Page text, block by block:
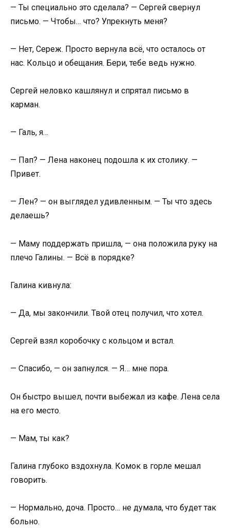
— Ты специально это сделала? — Сергей свернул
письмо. — Чтобы… что? Упрекнуть меня?
— Нет, Сереж. Просто вернула всё, что осталось от
нас. Кольцо и обещания. Бери, тебе ведь нужно.
Сергей неловко кашлянул и спрятал письмо в
карман.
— Галь, я…
— Пап? — Лена наконец подошла к их столику. —
Привет.
— Лен? — он выглядел удивленным. — Ты что здесь
делаешь?
— Маму поддержать пришла, — она положила руку на
плечо Галины. — Всё в порядке?
Галина кивнула:
— Да, мы закончили. Твой отец получил, что хотел.
Сергей взял коробочку с кольцом и встал.
— Спасибо, — он запнулся. — Я… мне пора.
Он быстро вышел, почти выбежал из кафе. Лена села
на его место.
— Мам, ты как?
Галина глубоко вздохнула. Комок в горле мешал
говорить.
— Нормально, доча. Просто… не думала, что будет так
больно.